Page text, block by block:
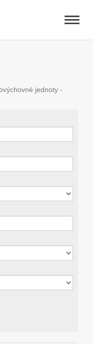
Toggle
jednoty -